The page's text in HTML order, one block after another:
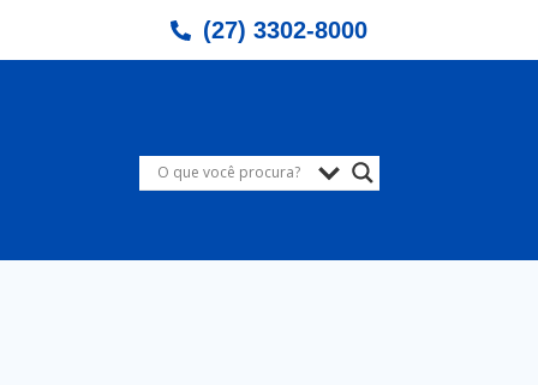
(27) 3302-8000